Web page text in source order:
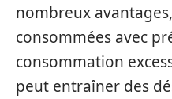
nombreux
consommées avec
consommation
peut entraîner des